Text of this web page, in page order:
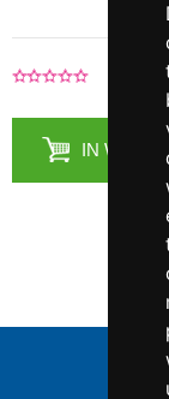
0
IN